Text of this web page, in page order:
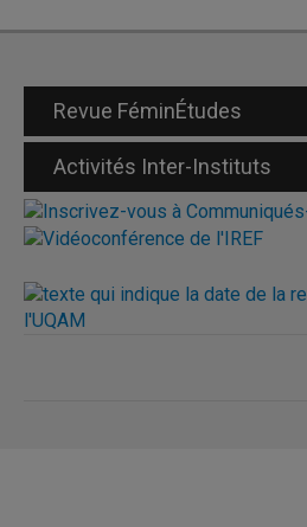
Revue FéminÉtudes
Activités Inter-Instituts